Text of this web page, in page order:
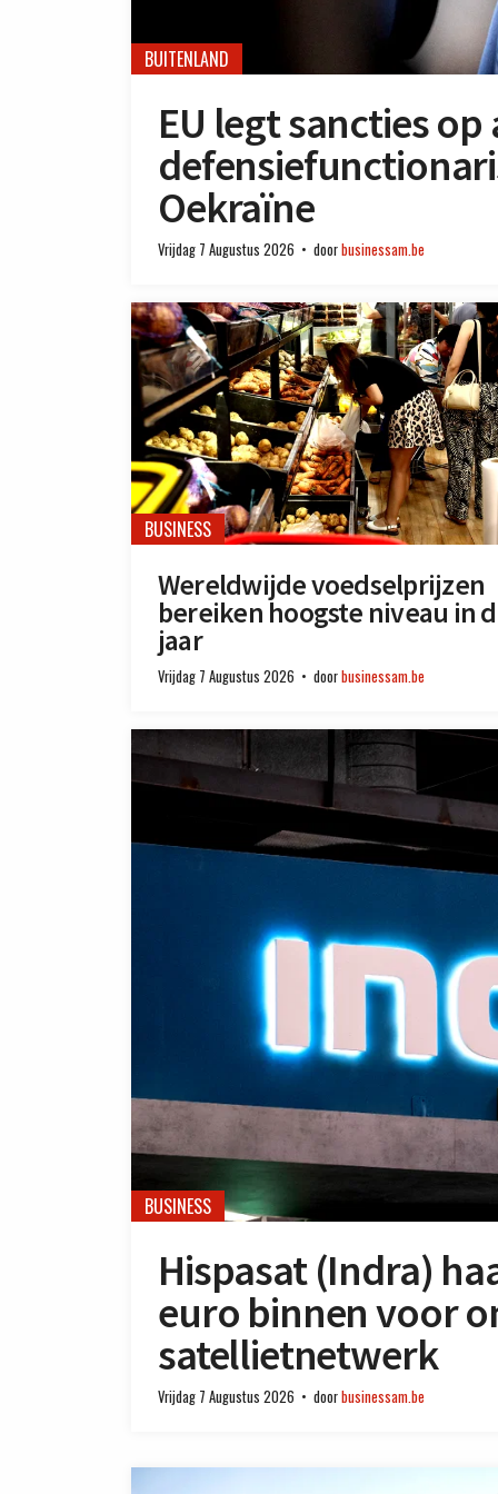
BUITENLAND
EU legt sancties
Oekraïne
Vrijdag 7 Augustus 2026 doorbusinessam.be
BUSINESS
Wereldwijde voedselprijzen
bereiken hoogste niveau in
jaar
Vrijdag 7 Augustus 2026 doorbusinessam.be
BUSINESS
Hispasat (Indra)
euro binnen voor
satellietnetwerk
Vrijdag 7 Augustus 2026 doorbusinessam.be